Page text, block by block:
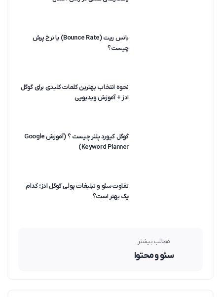
بانس ریت (Bounce Rate) یا نرخ پرش
چیست؟
نحوه انتخاب بهترین کلمات کلیدی برای گوگل
ادز + آموزش ویدیویی
گوگل کیورد پلنر چیست ؟ (آموزش Google
Keyword Planner)
تفاوت سئو و تبلیغات پولی گوگل ادز؛ کدام
یک بهتر است؟
مطالب بیشتر
سئو و محتوا